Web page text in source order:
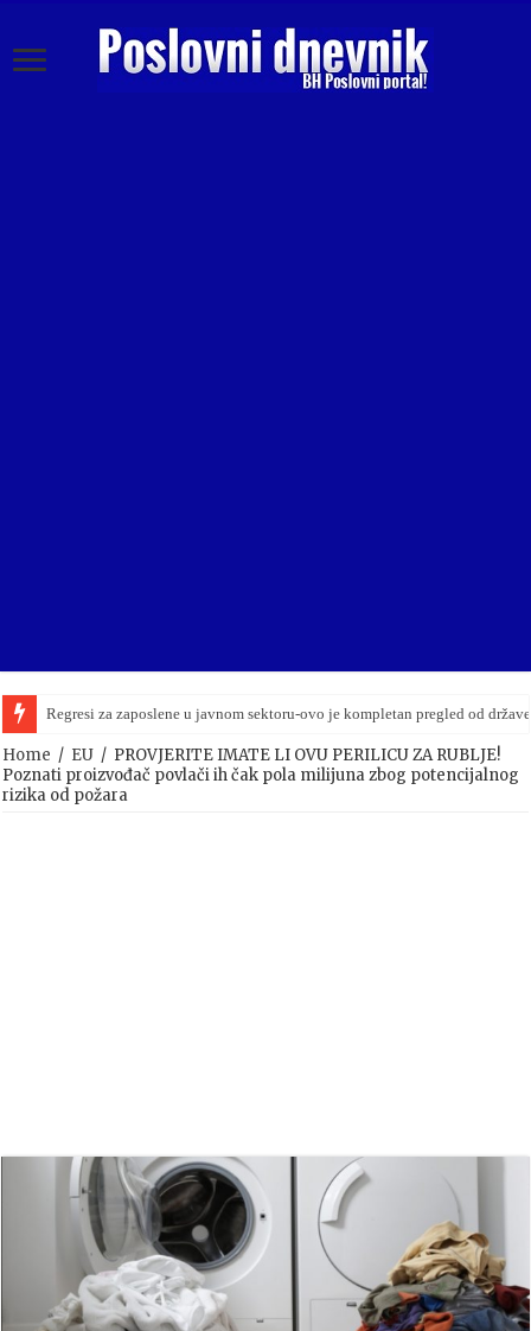
Regresi za zaposlene u javnom sektoru-ovo je kompletan pregled od
Home / EU / PROVJERITE IMATE LI OVU PERILICU ZA RUBLJE!
Poznati proizvođač povlači ih čak pola milijuna zbog potencijalnog
rizika od požara